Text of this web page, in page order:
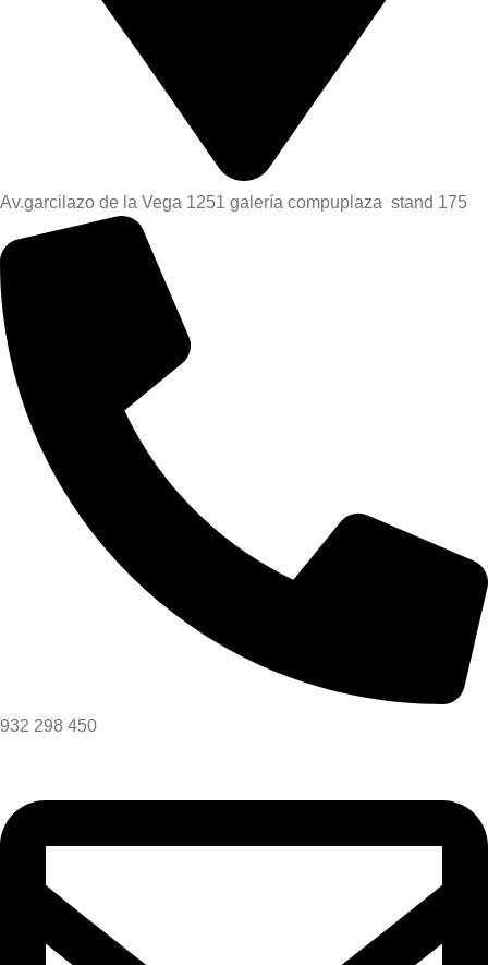
Av.garcilazo de la Vega 1251 galería compuplaza stand 175
932 298 450